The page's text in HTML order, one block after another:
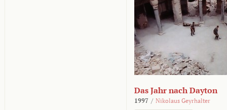
Das Jahr nach Dayton
1997 / Nikolaus Geyrhalter